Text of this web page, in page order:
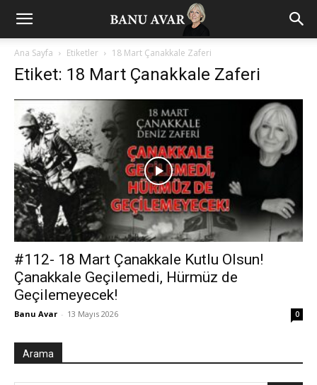
Ana Sayfa Etiketler 18 Mart Çanakkale Zaferi
Etiket: 18 Mart Çanakkale Zaferi
#112- 18 Mart Çanakkale Kutlu Olsun!
Çanakkale Geçilemedi, Hürmüz de
Geçilemeyecek!
Banu Avar - 13 Mayıs 2026 0
Arama